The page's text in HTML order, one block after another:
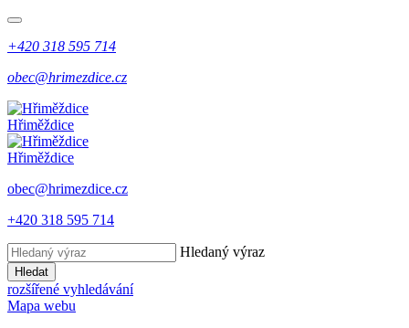
+420 318 595 714
obec@hrimezdice.cz
Hřiměždice
Hřiměždice
obec@hrimezdice.cz
+420 318 595 714
Hledaný výraz
Hledat
rozšířené vyhledávání
Mapa webu